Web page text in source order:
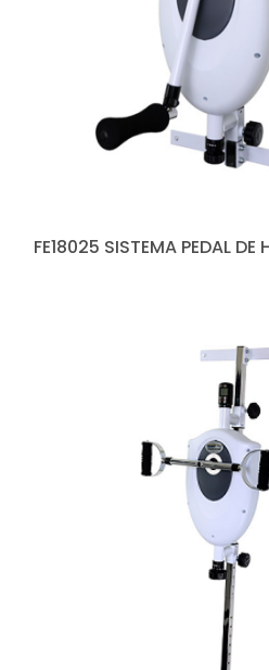
FE18025 SISTEMA PEDAL